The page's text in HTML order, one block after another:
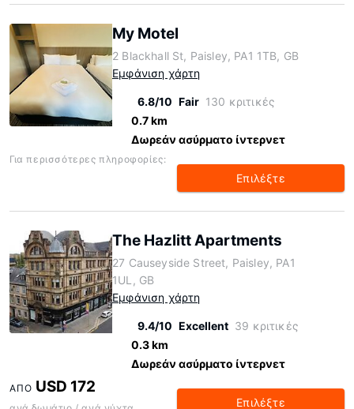
My Motel
2 Blackhall St, Paisley, PA1 1TB, GB
Εμφάνιση χάρτη
6.8/10 Fair 130 κριτικές
0.7 km
Δωρεάν ασύρματο ίντερνετ
Για περισσότερες πληροφορίες:
Επιλέξτε
The Hazlitt Apartments
27 Causeyside Street, Paisley, PA1
1UL, GB
Εμφάνιση χάρτη
9.4/10 Excellent 39 κριτικές
0.3 km
Δωρεάν ασύρματο ίντερνετ
ΑΠΌ USD 172
Επιλέξτε